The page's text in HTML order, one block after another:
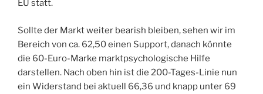
EU statt.
Sollte der Markt weiter bearish bleiben, sehen wir im
Bereich von ca. 62,50 einen Support, danach könnte
die 60-Euro-Marke marktpsychologische Hilfe
darstellen. Nach oben hin ist die 200-Tages-Linie nun
ein Widerstand bei aktuell 66,36 und knapp unter 69